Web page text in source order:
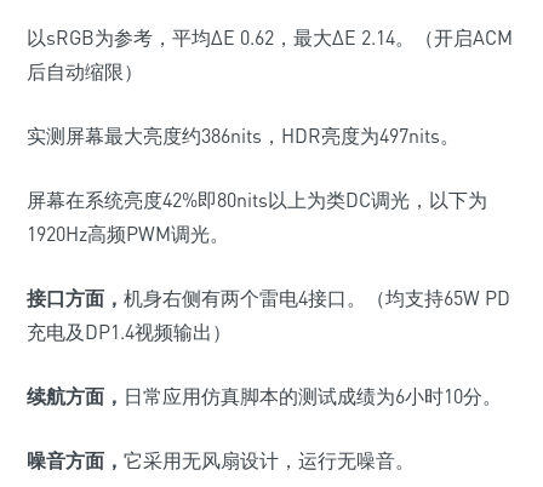
以sRGB为参考，平均ΔE 0.62 ，最大ΔE 2.14。 （开启ACM
后自动缩限）
实测屏幕最大亮度约386nits ， HDR亮度为497nits。
屏幕在系统亮度42%即80nits以上为类DC调光，以下为
1920Hz高频PWM调光。
接口方面， 机身右侧有两个雷电4接口。 （均支持65W PD
充电及 DP1.4视频输出）
续航方面， 日常应用仿真脚本的测试成绩为6小时10分。
噪音方面， 它采用无风扇设计，运行无噪音。